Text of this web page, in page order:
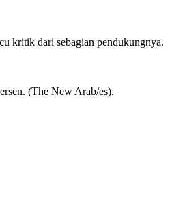
kritik dari sebagian pendukungnya.
(The New Arab/es).